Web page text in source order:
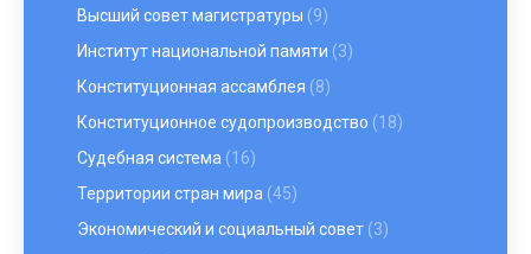
Высший совет магистратуры (9)
Институт национальной памяти (3)
Конституционная ассамблея (8)
Конституционное судопроизводство (18)
Судебная система (16)
Территории стран мира (45)
Экономический и социальный совет (3)